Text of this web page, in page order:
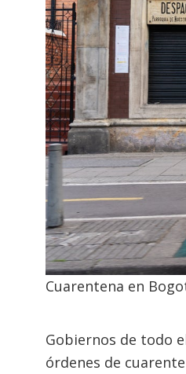
Cuarentena en
Gobiernos de todo
órdenes de